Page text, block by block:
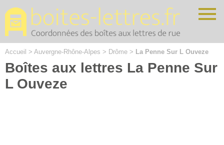
Accueil > Auvergne-Rhône-Alpes > Drôme > La Penne Sur L Ouveze
Boîtes aux lettres La Penne Sur
L Ouveze